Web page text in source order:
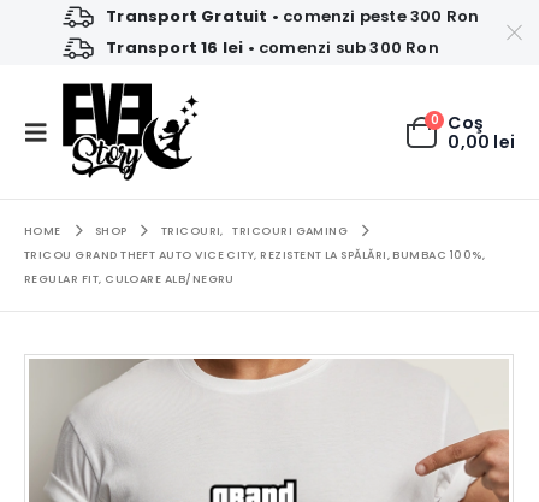
Transport Gratuit • comenzi peste 300 Ron
Transport 16 lei • comenzi sub 300 Ron
0 Coş
0,00 lei
HOME SHOP TRICOURI,
TRICOURI GAMING
TRICOU GRAND THEFT AUTO VICE CITY, REZISTENT LA SPĂLĂRI, BUMBAC 100%,
REGULAR FIT, CULOARE ALB/NEGRU